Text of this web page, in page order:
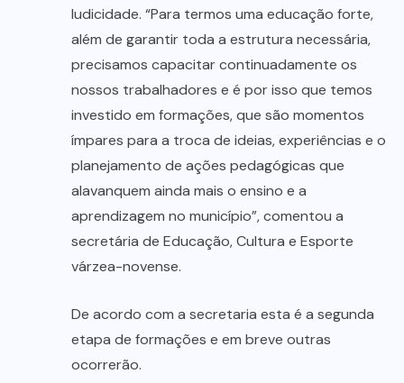
ludicidade. “Para termos uma educação forte,
além de garantir toda a estrutura necessária,
precisamos capacitar continuadamente os
nossos trabalhadores e é por isso que temos
investido em formações, que são momentos
ímpares para a troca de ideias, experiências e o
planejamento de ações pedagógicas que
alavanquem ainda mais o ensino e a
aprendizagem no município”, comentou a
secretária de Educação, Cultura e Esporte
várzea-novense.
De acordo com a secretaria esta é a segunda
etapa de formações e em breve outras
ocorrerão.